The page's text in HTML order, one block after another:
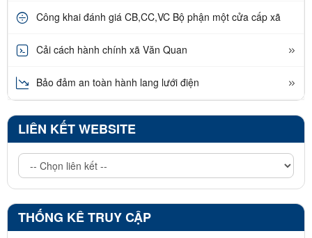
Công khai đánh giá CB,CC,VC Bộ phận một cửa cấp xã
Cải cách hành chính xã Văn Quan
Bảo đảm an toàn hành lang lưới điện
LIÊN KẾT WEBSITE
THỐNG KÊ TRUY CẬP